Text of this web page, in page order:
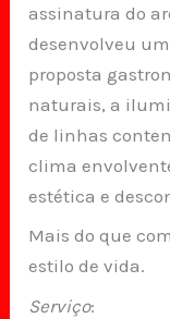
assinatura do
desenvolveu
proposta
naturais, a
de linhas
clima
estética e
Mais do que
estilo de vida.
Serviço: